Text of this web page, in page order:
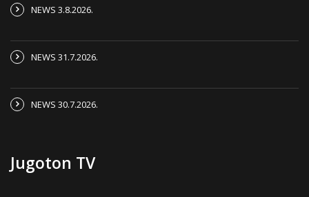
NEWS 3.8.2026.
NEWS 31.7.2026.
NEWS 30.7.2026.
Jugoton TV